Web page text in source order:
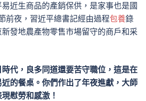
近生商品的產銷保供，是家事也是國
前夜，習近平總書記經由過程包養錄
發地農產物零售市場留守的商戶和采
代，良多同道還要苦守職位，這是在
的餐桌。你們作出了年夜進獻，大師
慰勞和感激！